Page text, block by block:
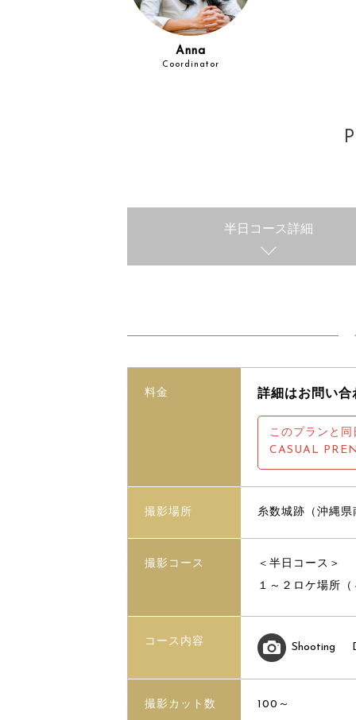
Anna
Coordinator
半日コース詳細
料金 詳細はお問い合
このプランと
CASUAL
撮影場所 糸数城跡（沖縄県
撮影コース
＜半日コース＞
１～２ロケ場所
コース内容 Shooting
撮影カット数 100～